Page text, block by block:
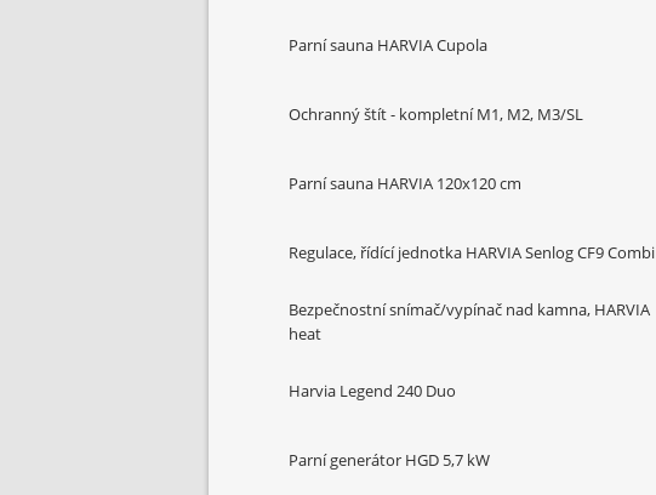
Parní sauna HARVIA Cupola
Ochranný štít - kompletní M1, M2, M3/SL
Parní sauna HARVIA 120x120 cm
Regulace, řídící jednotka HARVIA Senlog CF9 Combi
Bezpečnostní snímač/vypínač nad kamna, HARVIA
heat
Harvia Legend 240 Duo
Parní generátor HGD 5,7 kW